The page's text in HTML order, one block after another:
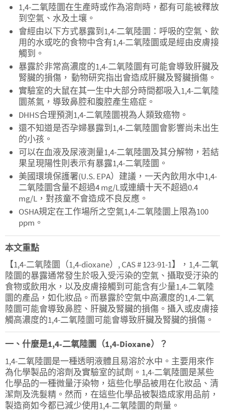
1,4-二氧陸圜在生產時或作為溶劑時，都有可能被釋放
到空氣、水及土壤。
會經由以下方式暴露到1,4-二氧陸圜：呼吸的空氣、飲
用的水或吃的食物中含有1,4-二氧陸圜或是經由皮膚接
觸到。
暴露於非常高濃度的1,4-二氧陸圜有可能會導致肝臟及
腎臟的損傷， 動物研究指出會造成肝臟及腎臟損傷。
實驗室的大鼠在其一生中大部分時間都吸入1,4-二氧陸
圜蒸氣，導致鼻腔和腹腔產生癌症。
DHHS合理預測1,4-二氧陸圜視為人類致癌物。
還不知道是否孕婦暴露到1,4-二氧陸圜會影響尚未出生
的小孩。
可以在血液及尿液測量1,4-二氧陸圜及其分解物，若結
果呈現陽性則表示有暴露1,4-二氧陸圜。
美國環境保護署(U.S. EPA）建議，一天內飲用水中1,4-
二氧陸圜含量不超過4 mg/L或連續十天不超過0.4
mg/L，對孩童不會造成不良反應。
OSHA規定在工作場所之空氣1,4-二氧陸圜上限為100
ppm。
本文重點
【1,4-二氧陸圜（1,4-dioxane）, CAS # 123-91-1】，1,4-二氧
陸圜的暴露通常發生於吸入受污染的空氣、攝取受汙染的
食物或飲用水，以及皮膚接觸到可能含有少量1,4-二氧陸
圜的產品，如化妝品。而暴露於空氣中高濃度的1,4-二氧
陸圜可能會導致鼻腔、肝臟及腎臟的損傷。攝入或皮膚接
觸高濃度的1,4-二氧陸圜可能會導致肝臟及腎臟的損傷。
一、什麼是1,4-二氧陸圜（1,4-Dioxane）？
1,4-二氧陸圜是一種透明液體且易溶於水中。主要用來作
為化學製品的溶劑及實驗室的試劑。1,4-二氧陸圜是某些
化學品的一種微量汙染物，這些化學品被用在化妝品、清
潔劑及洗髮精。然而，在這些化學品被製造成家用品前，
製造商如今都已減少使用1,4-二氧陸圜的劑量。